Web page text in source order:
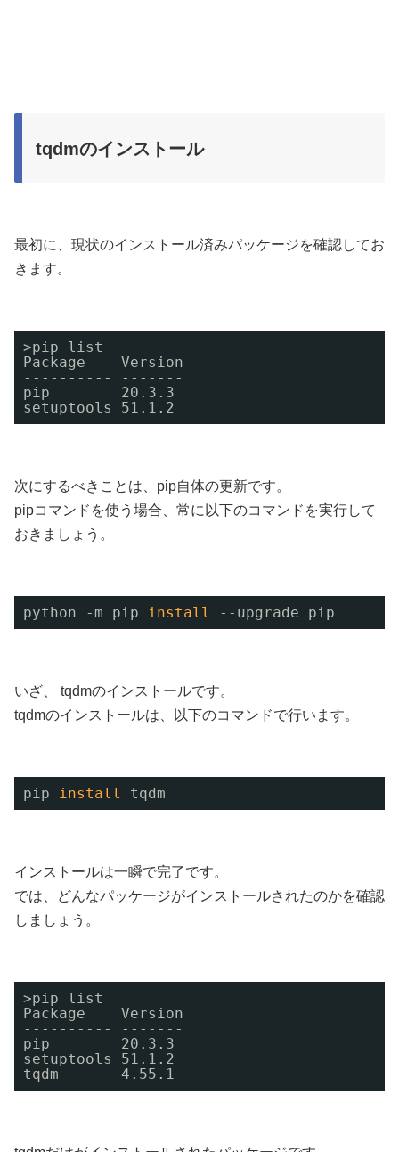
tqdmのインストール
最初に、現状のインストール済みパッケージを確認してお
きます。
>pip list
Package    Version
---------- -------
pip        20.3.3
setuptools 51.1.2
次にするべきことは、pip自体の更新です。
pipコマンドを使う場合、常に以下のコマンドを実行して
おきましょう。
python -m pip install --upgrade pip
いざ、 tqdmのインストールです。
tqdmのインストールは、以下のコマンドで行います。
pip install tqdm
インストールは一瞬で完了です。
では、どんなパッケージがインストールされたのかを確認
しましょう。
>pip list
Package    Version
---------- -------
pip        20.3.3
setuptools 51.1.2
tqdm       4.55.1